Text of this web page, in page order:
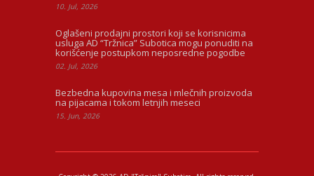
10. Jul, 2026
Oglašeni prodajni prostori koji se korisnicima
usluga AD “Tržnica” Subotica mogu ponuditi na
korišćenje postupkom neposredne pogodbe
02. Jul, 2026
Bezbedna kupovina mesa i mlečnih proizvoda
na pijacama i tokom letnjih meseci
15. Jun, 2026